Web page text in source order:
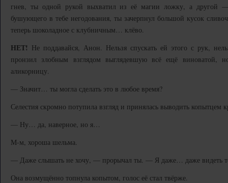
гнев, ты одной рукой выхватил из её магии ложку, а другой
бушующего в тебе негодования, ты зачерпнул большой кусок
теперь шоколадное с клубничным… клёво.
НЕТ! Не поддавайся, Анон. Нельзя спускать ей этого с рук,
пронзил злобным взглядом выглядевшую всё ещё виноватой,
аликорницу.
— Значит… ты могла сделать это в любое время?
Селестия скромно потупила взгляд и принялась выводить копытцем
— Ну… да, наверное, но я…
М-м, хороша шельма.
— Даже слышать не хочу, — прорычал ты. — Я даже… даже видеть
Она возмущённо топнула копытом, голос её стал твёрже.